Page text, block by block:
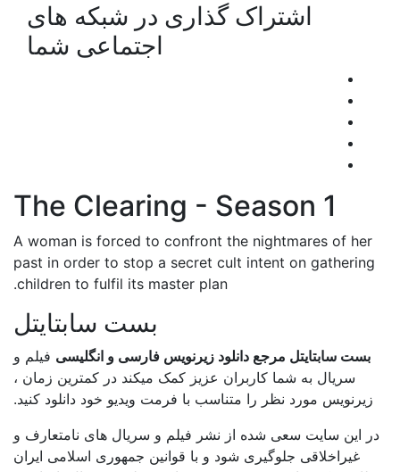
اشتراک گذاری در شبکه های
اجتماعی شما
The Clearing - Season 1
A woman is forced to confront the nightmares of her
past in order to stop a secret cult intent on gathering
children to fulfil its master plan.
بست سابتایتل
بست سابتایتل مرجع دانلود زیرنویس فارسی و انگلیسی فیلم و
سریال به شما کاربران عزیز کمک میکند در کمترین زمان ،
زیرنویس مورد نظر را متناسب با فرمت ویدیو خود دانلود کنید.
در این سایت سعی شده از نشر فیلم و سریال های نامتعارف و
غیراخلاقی جلوگیری شود و با قوانین جمهوری اسلامی ایران